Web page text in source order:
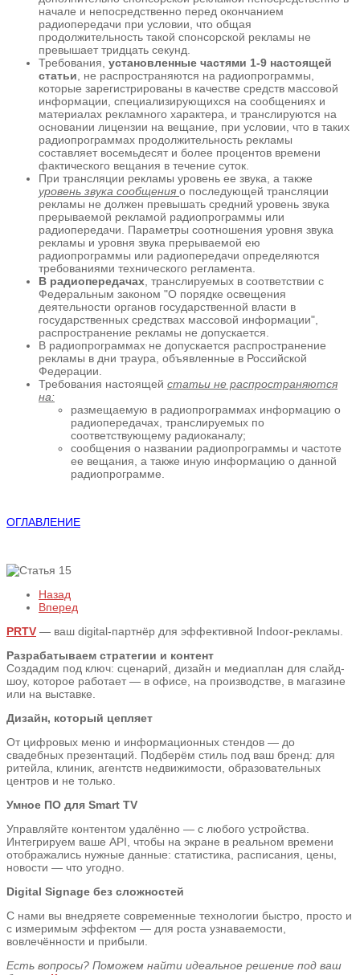
начале и непосредственно перед окончанием
радиопередачи при условии, что общая
продолжительность такой спонсорской рекламы не
превышает тридцать секунд.
Требования, установленные частями 1-9 настоящей
статьи , не распространяются на радиопрограммы,
которые зарегистрированы в качестве средств массовой
информации, специализирующихся на сообщениях и
материалах рекламного характера, и транслируются на
основании лицензии на вещание, при условии, что в таких
радиопрограммах продолжительность рекламы
составляет восемьдесят и более процентов времени
фактического вещания в течение суток.
При трансляции рекламы уровень ее звука, а также
уровень звука сообщения о последующей трансляции
рекламы не должен превышать средний уровень звука
прерываемой рекламой радиопрограммы или
радиопередачи. Параметры соотношения уровня звука
рекламы и уровня звука прерываемой ею
радиопрограммы или радиопередачи определяются
требованиями технического регламента.
В радиопередачах , транслируемых в соответствии с
Федеральным законом "О порядке освещения
деятельности органов государственной власти в
государственных средствах массовой информации",
распространение рекламы не допускается.
В радиопрограммах не допускается распространение
рекламы в дни траура, объявленные в Российской
Федерации.
Требования настоящей статьи не распространяются
на:
размещаемую в радиопрограммах информацию о
радиопередачах, транслируемых по
соответствующему радиоканалу;
сообщения о названии радиопрограммы и частоте
ее вещания, а также иную информацию о данной
радиопрограмме.
ОГЛАВЛЕНИЕ
Назад
Вперед
PRTV — ваш digital-партнёр для эффективной Indoor-рекламы.
Разрабатываем стратегии и контент
Создадим под ключ: сценарий, дизайн и медиаплан для слайд-
шоу, которое работает — в офисе, на производстве, в магазине
или на выставке.
Дизайн, который цепляет
От цифровых меню и информационных стендов — до
свадебных презентаций. Подберём стиль под ваш бренд: для
ритейла, клиник, агентств недвижимости, образовательных
центров и не только.
Умное ПО для Smart TV
Управляйте контентом удалённо — с любого устройства.
Интегрируем ваше API, чтобы на экране в реальном времени
отображались нужные данные: статистика, расписания, цены,
новости — что угодно.
Digital Signage без сложностей
С нами вы внедряете современные технологии быстро, просто и
с измеримым эффектом — для роста узнаваемости,
вовлечённости и прибыли.
Есть вопросы? Поможем найти идеальное решение под ваш